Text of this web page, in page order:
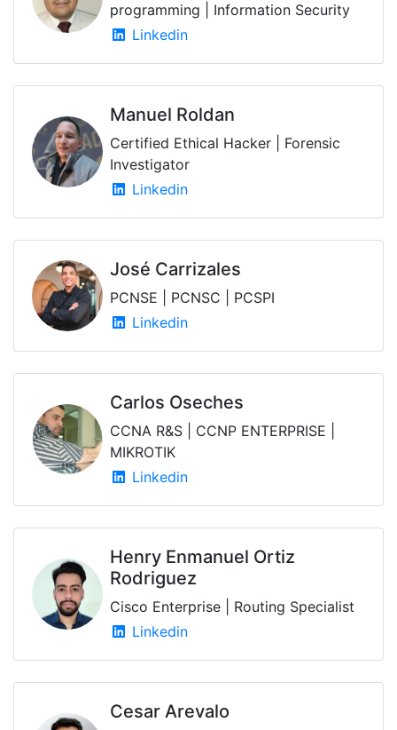
programming | Information Security
Linkedin
Manuel Roldan
Certified Ethical Hacker | Forensic
Investigator
Linkedin
José Carrizales
PCNSE | PCNSC | PCSPI
Linkedin
Carlos Oseches
CCNA R&S | CCNP ENTERPRISE |
MIKROTIK
Linkedin
Henry Enmanuel Ortiz
Rodriguez
Cisco Enterprise | Routing Specialist
Linkedin
Cesar Arevalo